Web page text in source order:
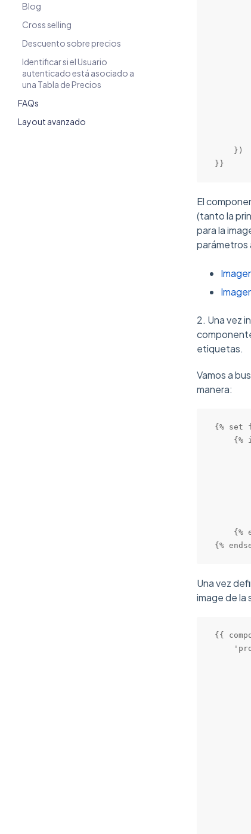
Blog
Cross selling
Descuento sobre precios
Identificar si el Usuario
autenticado está asociado a
una Tabla de Precios
FAQs
Layout avanzado
    })
}}
El
(tanto la
para la
parámetros
2. Una vez
etiquetas.
Vamos a
manera:
{% set
{%
{%
{%
Una vez
image de la
{{